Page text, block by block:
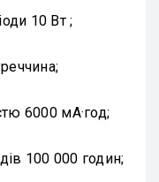
10 Вт ;
6000 мА·год;
100 000 годин;